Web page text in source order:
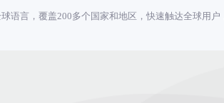
语言，覆盖200多个国家和地区，快速触达全球用户